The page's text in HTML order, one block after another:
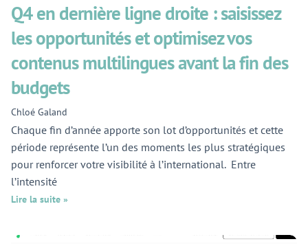
Q4 en dernière ligne droite : saisissez
les opportunités et optimisez vos
contenus multilingues avant la fin des
budgets
Chloé Galand
Chaque fin d’année apporte son lot d’opportunités et cette
période représente l’un des moments les plus stratégiques
pour renforcer votre visibilité à l’international. Entre
l’intensité
Lire la suite »